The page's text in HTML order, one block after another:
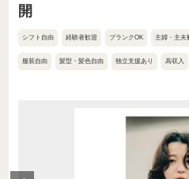
開
シフト自由 経験者歓迎 ブランクOK 主婦・主夫
服装自由 髪型・髪色自由 独立支援あり 高収入